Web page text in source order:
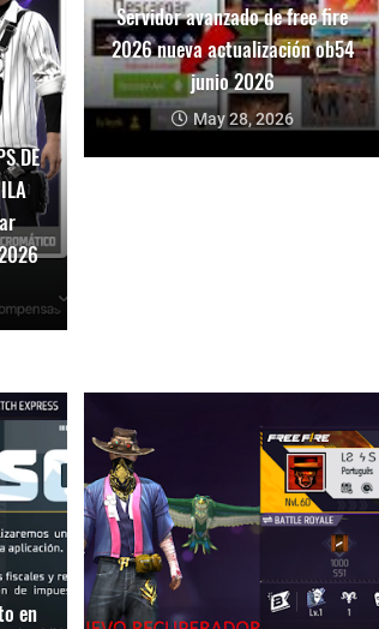
DE
Servidor avanzado de free fire
2026 nueva actualización ob54
junio 2026
May 28, 2026
en